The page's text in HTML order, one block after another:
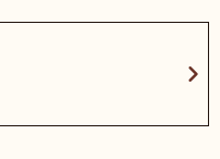
chevron_right